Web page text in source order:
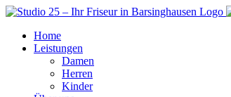
Home
Leistungen
Damen
Herren
Kinder